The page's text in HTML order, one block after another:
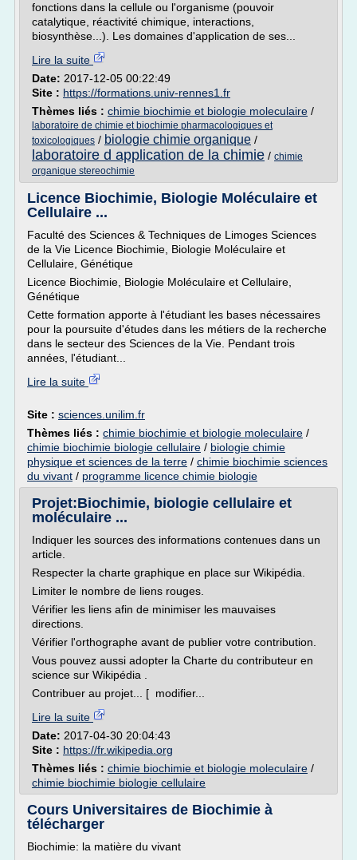
fonctions dans la cellule ou l'organisme (pouvoir
catalytique, réactivité chimique, interactions,
biosynthèse...). Les domaines d'application de ses...
Lire la suite
Date: 2017-12-05 00:22:49
Site : https://formations.univ-rennes1.fr
Thèmes liés : chimie biochimie et biologie moleculaire /
laboratoire de chimie et biochimie pharmacologiques et
toxicologiques / biologie chimie organique /
laboratoire d application de la chimie / chimie
organique stereochimie
Licence Biochimie, Biologie Moléculaire et
Cellulaire ...
Faculté des Sciences & Techniques de Limoges Sciences
de la Vie Licence Biochimie, Biologie Moléculaire et
Cellulaire, Génétique
Licence Biochimie, Biologie Moléculaire et Cellulaire,
Génétique
Cette formation apporte à l'étudiant les bases nécessaires
pour la poursuite d'études dans les métiers de la recherche
dans le secteur des Sciences de la Vie. Pendant trois
années, l'étudiant...
Lire la suite
Site : sciences.unilim.fr
Thèmes liés : chimie biochimie et biologie moleculaire /
chimie biochimie biologie cellulaire / biologie chimie
physique et sciences de la terre / chimie biochimie sciences
du vivant / programme licence chimie biologie
Projet:Biochimie, biologie cellulaire et
moléculaire ...
Indiquer les sources des informations contenues dans un
article.
Respecter la charte graphique en place sur Wikipédia.
Limiter le nombre de liens rouges.
Vérifier les liens afin de minimiser les mauvaises
directions.
Vérifier l'orthographe avant de publier votre contribution.
Vous pouvez aussi adopter la Charte du contributeur en
science sur Wikipédia .
Contribuer au projet... [ modifier...
Lire la suite
Date: 2017-04-30 20:04:43
Site : https://fr.wikipedia.org
Thèmes liés : chimie biochimie et biologie moleculaire /
chimie biochimie biologie cellulaire
Cours Universitaires de Biochimie à
télécharger
Biochimie: la matière du vivant